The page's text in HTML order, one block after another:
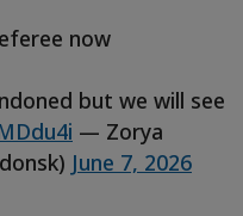
now
but we will see
— Zorya
June 7, 2026